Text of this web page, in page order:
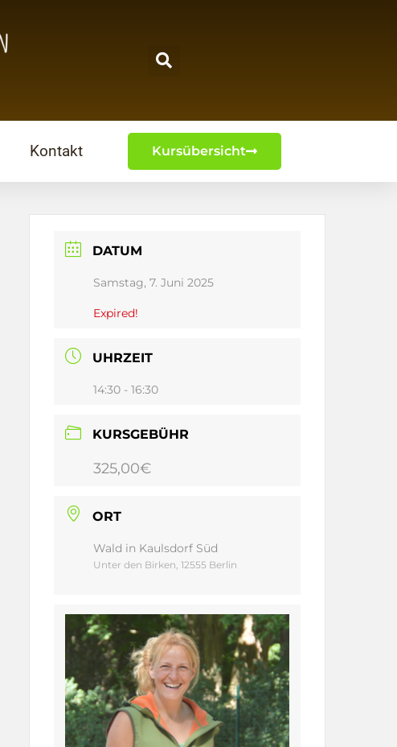
Kontakt Kursübersicht
DATUM
Samstag, 7. Juni 2025
Expired!
UHRZEIT
14:30 - 16:30
KURSGEBÜHR
325,00€
ORT
Wald in Kaulsdorf Süd
Unter den Birken, 12555 Berlin